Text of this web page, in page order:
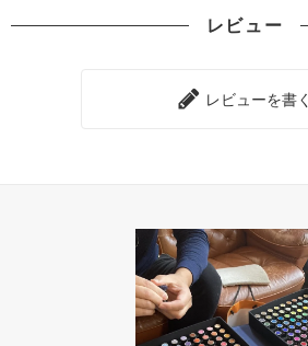
レビュー
レビューを書く